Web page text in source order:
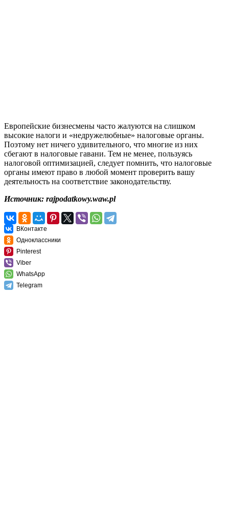
Европейские бизнесмены часто жалуются на слишком
высокие налоги и «недружелюбные» налоговые органы.
Поэтому нет ничего удивительного, что многие из них
сбегают в налоговые гавани. Тем не менее, пользуясь
налоговой оптимизацией, следует помнить, что налоговые
органы имеют право в любой момент проверить вашу
деятельность на соответствие законодательству.
Источник: rajpodatkowy.waw.pl
ВКонтакте
Одноклассники
Pinterest
Viber
WhatsApp
Telegram